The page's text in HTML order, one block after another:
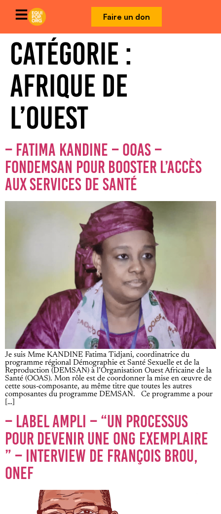
Faire un don
CATÉGORIE :
AFRIQUE DE
L’OUEST
– FATIMA KANDINE – OOAS –
FONDEMSAN POUR BOOSTER L’ACCÈS
AUX SERVICES DE SANTÉ
Je suis Mme KANDINE Fatima Tidjani, coordinatrice du
programme régional Démographie et Santé Sexuelle et de la
Reproduction (DEMSAN) à l’Organisation Ouest Africaine de la
Santé (OOAS). Mon rôle est de coordonner la mise en œuvre de
cette sous-composante, au même titre que toutes les autres
composantes du programme DEMSAN. Ce programme a pour
[…]
– LABEL AMPLI – “UN PROCESSUS
POUR DEVENIR UNE ONG EXEMPLAIRE
” – INTERVIEW DE FRANÇOIS BROU,
ONEF